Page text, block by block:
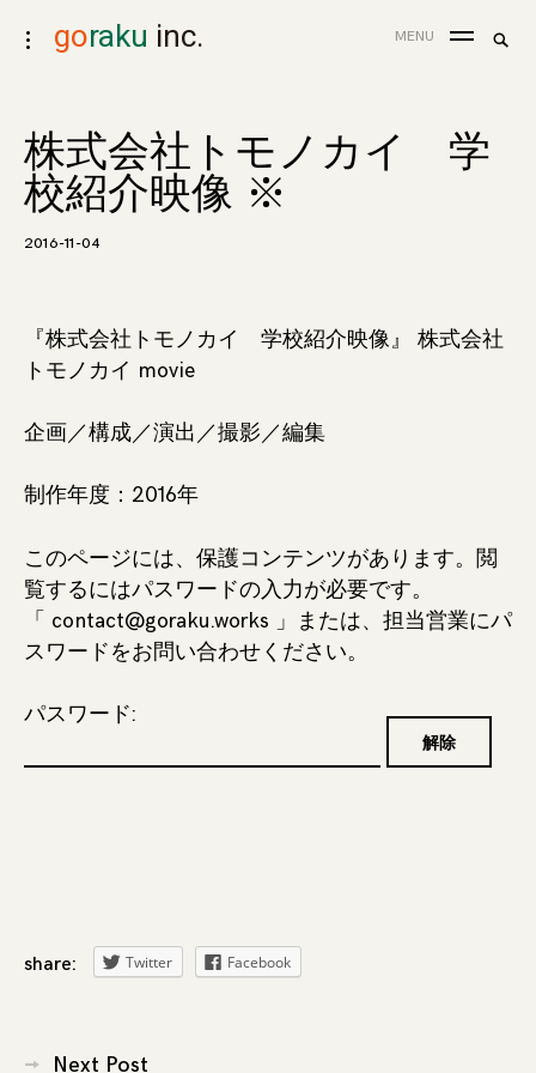
to
goraku inc.
toggle
MENU
株式会社トモノカイ 学
校紹介映像 ※
2016-11-04
『株式会社トモノカイ 学校紹介映像』 株式会社
トモノカイ movie
企画／構成／演出／撮影／編集
制作年度：2016年
このページには、保護コンテンツがあります。閲
覧するにはパスワードの入力が必要です。
「 contact@goraku.works 」または、担当営業にパ
スワードをお問い合わせください。
パスワード:
search
share: Twitter Facebook
Next Post